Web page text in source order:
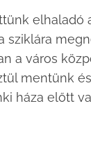
elhaladó
a város
mentünk
háza előtt